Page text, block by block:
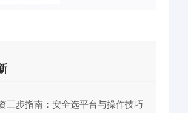
三步指南：安全选平台与操作技巧